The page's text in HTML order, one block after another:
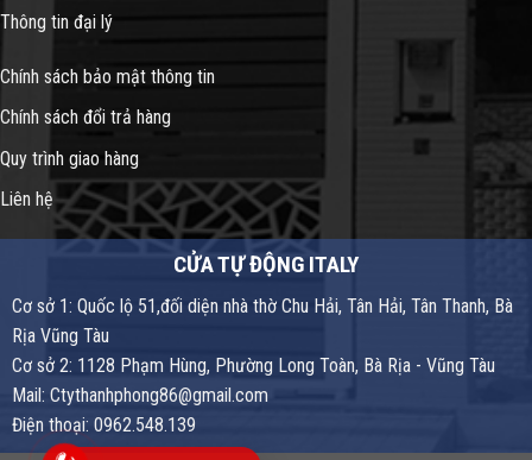
Thông tin đại lý
Chính sách bảo mật thông tin
Chính sách đổi trả hàng
Quy trình giao hàng
Liên hệ
CỬA TỰ ĐỘNG ITALY
Cơ sở 1: Quốc lộ 51,đối diện nhà thờ Chu Hải, Tân Hải, Tân Thanh, Bà
Rịa Vũng Tàu
Cơ sở 2: 1128 Phạm Hùng, Phường Long Toàn, Bà Rịa - Vũng Tàu
Mail: Ctythanhphong86@gmail.com
Điện thoại: 0962.548.139